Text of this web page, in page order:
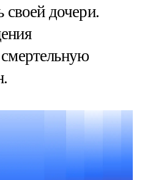
своей дочери.